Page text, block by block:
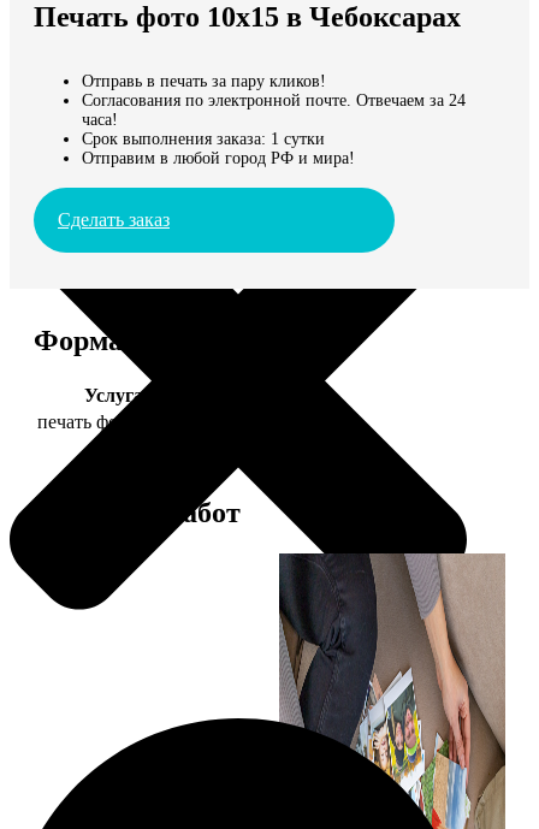
Мы доставляем по всему миру
Продолжить без города
Печать фото 10х15 в Чебоксарах
Отправь в печать за пару кликов!
Согласования по электронной почте. Отвечаем за 24
часа!
Срок выполнения заказа: 1 сутки
Отправим в любой город РФ и мира!
Сделать заказ
Форматы и цены
Услуга
печать фото 10х15
Примеры работ